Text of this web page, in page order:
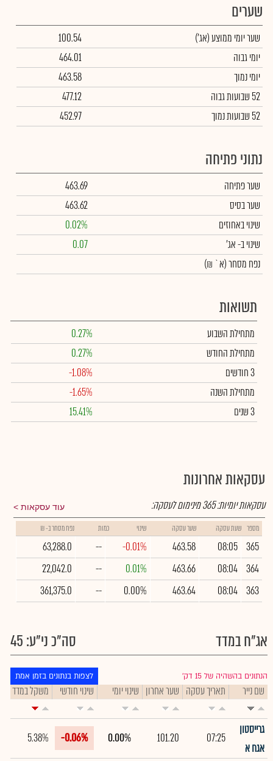
שערים
שער יומי ממוצע(אג')
100.54
יומי גבוה
464.01
יומי נמוך
463.58
52 שבועות גבוה
477.12
52 שבועות נמוך
452.97
נתוני פתיחה
שער פתיחה
463.69
שער בסיס
463.62
שינוי באחוזים
0.02%
שינויב- אג'
0.07
נפח מסחר(א` ₪)
תשואות
מתחילת השבוע
0.27%
מתחילת החודש
0.27%
3 חודשים
-1.08%
מתחילת השנה
-1.65%
3 שנים
15.41%
עסקאות אחרונות
עוד עסקאות עסקאות יומיות:365מינימום לעסקה:
מספר שעת עסקה שער עסקה שינוי כמות נפח מסחר ב- ₪
365
08:05
463.58
-0.01%
--
63,288.0
364
08:04
463.66
0.01%
--
22,042.0
363
08:04
463.64
0.00%
--
361,375.0
אג"ח במדד סה"כ ני"ע: 45
הנתונים בהשהיה של 15 דק׳ לצפות בנתונים בזמן אמת
שם נייר תאריך עסקה שער אחרון שינוי יומי שינוי חודשי משקל במדד
גרייסטון
אגח א
07:25
101.20
0.00%
-0.06%
5.38%